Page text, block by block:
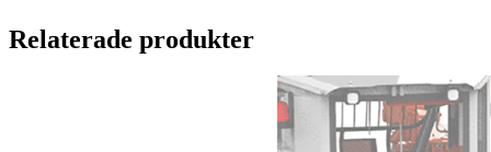
Relaterade produkter